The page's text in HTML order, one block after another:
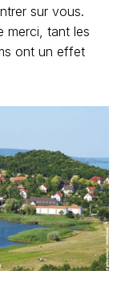
sur vous.
merci, tant les
ont un effet